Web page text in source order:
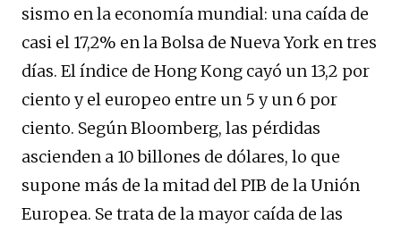
sismo en la economía mundial: una caída de
casi el 17,2% en la Bolsa de Nueva York en tres
días. El índice de Hong Kong cayó un 13,2 por
ciento y el europeo entre un 5 y un 6 por
ciento. Según Bloomberg, las pérdidas
ascienden a 10 billones de dólares, lo que
supone más de la mitad del PIB de la Unión
Europea. Se trata de la mayor caída de las